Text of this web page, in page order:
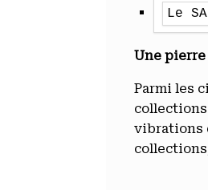
Une
Parmi les
vibrations